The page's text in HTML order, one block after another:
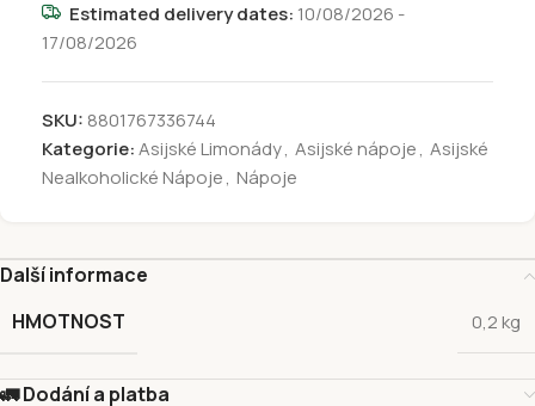
Estimated delivery dates: 10/08/2026 -
17/08/2026
SKU: 8801767336744
Kategorie:Asijské Limonády, Asijské nápoje, Asijské
Nealkoholické Nápoje, Nápoje
Další informace
HMOTNOST
0,2 kg
🚛 Dodání a platba